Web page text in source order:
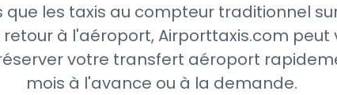
les taxis au compteur traditionnel
à l'aéroport, Airporttaxis.com
votre transfert aéroport
mois à l'avance ou à la demande.